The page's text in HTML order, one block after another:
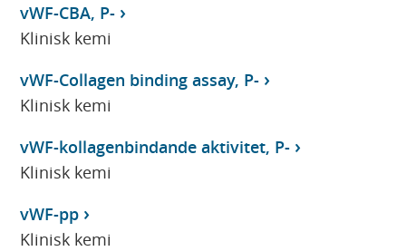
vWF-CBA, P-
Klinisk kemi
vWF-Collagen binding assay, P-
Klinisk kemi
vWF-kollagenbindande aktivitet, P-
Klinisk kemi
vWF-pp
Klinisk kemi